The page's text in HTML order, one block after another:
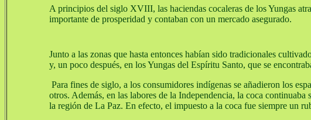
A principios del siglo XVIII, las haciendas cocaleras de los Yungas
importante de prosperidad y contaban con un mercado asegurado.
Junto a las zonas que hasta entonces habían sido tradicionales
y, un poco después, en los Yungas del Espíritu Santo, que se
Para fines de siglo, a los consumidores indígenas se añadieron los
otros. Además, en las labores de la Independencia, la coca
la región de La Paz. En efecto, el impuesto a la coca fue siempre un